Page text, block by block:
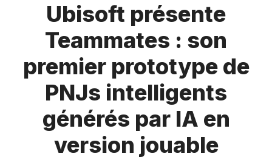
Ubisoft présente
Teammates : son
premier prototype de
PNJs intelligents
générés par IA en
version jouable